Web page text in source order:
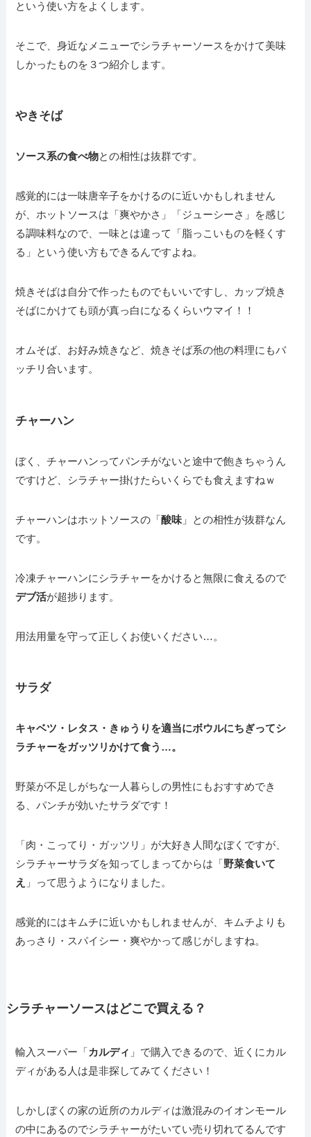
という使い方をよくします。
そこで、身近なメニューでシラチャーソースをかけて美味
しかったものを３つ紹介します。
やきそば
ソース系の食べ物との相性は抜群です。
感覚的には一味唐辛子をかけるのに近いかもしれません
が、ホットソースは「爽やかさ」「ジューシーさ」を感じ
る調味料なので、一味とは違って「脂っこいものを軽くす
る」という使い方もできるんですよね。
焼きそばは自分で作ったものでもいいですし、カップ焼き
そばにかけても頭が真っ白になるくらいウマイ！！
オムそば、お好み焼きなど、焼きそば系の他の料理にもバ
ッチリ合います。
チャーハン
ぼく、チャーハンってパンチがないと途中で飽きちゃうん
ですけど、シラチャー掛けたらいくらでも食えますねｗ
チャーハンはホットソースの「酸味 」との相性が抜群なん
です。
冷凍チャーハンにシラチャーをかけると無限に食えるので
デブ活が超捗ります。
用法用量を守って正しくお使いください…。
サラダ
キャベツ・レタス・きゅうりを適当にボウルにちぎってシ
ラチャーをガッツリかけて食う…。
野菜が不足しがちな一人暮らしの男性にもおすすめでき
る、パンチが効いたサラダです！
「肉・こってり・ガッツリ」が大好き人間なぼくですが、
シラチャーサラダを知ってしまってからは「野菜食いて
え 」って思うようになりました。
感覚的にはキムチに近いかもしれませんが、キムチよりも
あっさり・スパイシー・爽やかって感じがしますね。
シラチャーソースはどこで買える？
輸入スーパー「カルディ 」で購入できるので、近くにカル
ディがある人は是非探してみてください！
しかしぼくの家の近所のカルディは激混みのイオンモール
の中にあるのでシラチャーがたいてい売り切れてるんです